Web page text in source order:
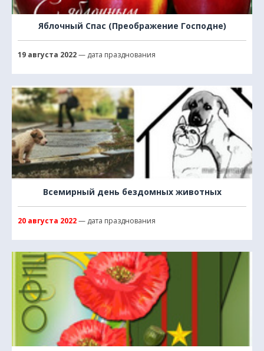
Яблочный Спас (Преображение Господне)
19 августа 2022— дата празднования
Всемирный день бездомных животных
20 августа 2022— дата празднования